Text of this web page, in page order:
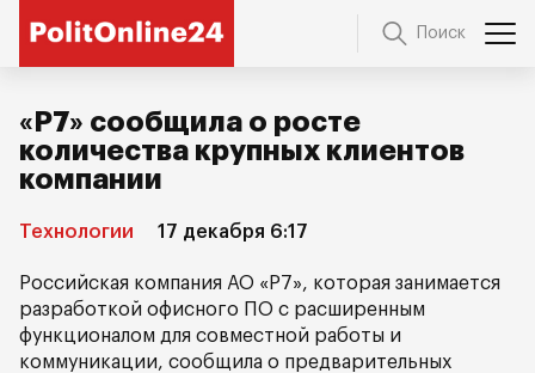
Поиск
«Р7» сообщила о росте
количества крупных клиентов
компании
Технологии 17 декабря 6:17
Российская компания АО «Р7», которая занимается
разработкой офисного ПО с расширенным
функционалом для совместной работы и
коммуникации, сообщила о предварительных